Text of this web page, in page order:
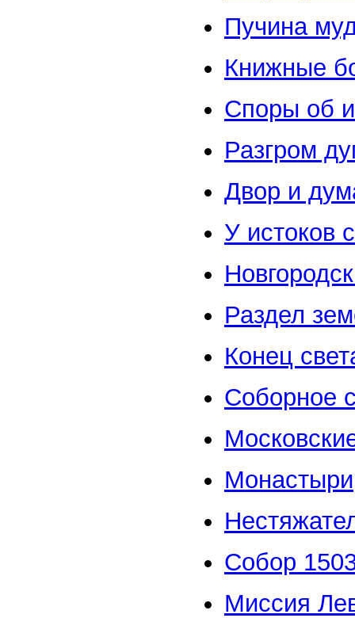
Пучина
Книжные
Споры об
Разгром
Двор и
У истоков
Раздел
Конец
Соборное
Монастыри
Собор
Миссия